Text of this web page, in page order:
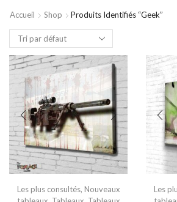
Accueil Shop Produits Identifiés “geek”
Les plus consultés, Nouveaux
Les